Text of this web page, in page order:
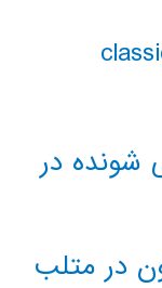
شونده در
در متلب